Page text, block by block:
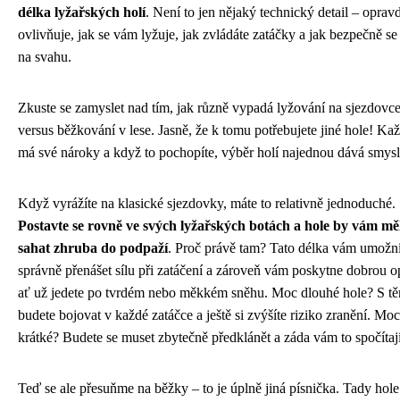
délka lyžařských holí. Není to jen nějaký technický detail –
ovlivňuje, jak se vám lyžuje, jak zvládáte zatáčky a jak bezpečně
na svahu.
Zkuste se zamyslet nad tím, jak různě vypadá lyžování na sjezdovce
versus běžkování v lese. Jasně, že k tomu potřebujete jiné hole!
má své nároky a když to pochopíte, výběr holí najednou dává
Když vyrážíte na klasické sjezdovky, máte to relativně jednoduché.
Postavte se rovně ve svých lyžařských botách a hole by vám
sahat zhruba do podpaží. Proč právě tam? Tato délka vám
správně přenášet sílu při zatáčení a zároveň vám poskytne dobrou
ať už jedete po tvrdém nebo měkkém sněhu. Moc dlouhé hole? S
budete bojovat v každé zatáčce a ještě si zvýšíte riziko zranění. Moc
krátké? Budete se muset zbytečně předklánět a záda vám to
Teď se ale přesuňme na běžky – to je úplně jiná písnička. Tady hole